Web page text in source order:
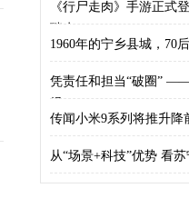
《行尸走肉》手游正式
瑞克
1960年的宁乡县城，70
凭责任和担当“破圈”
经
传闻小米9系列将推升降
从“场景+科技”优势 看